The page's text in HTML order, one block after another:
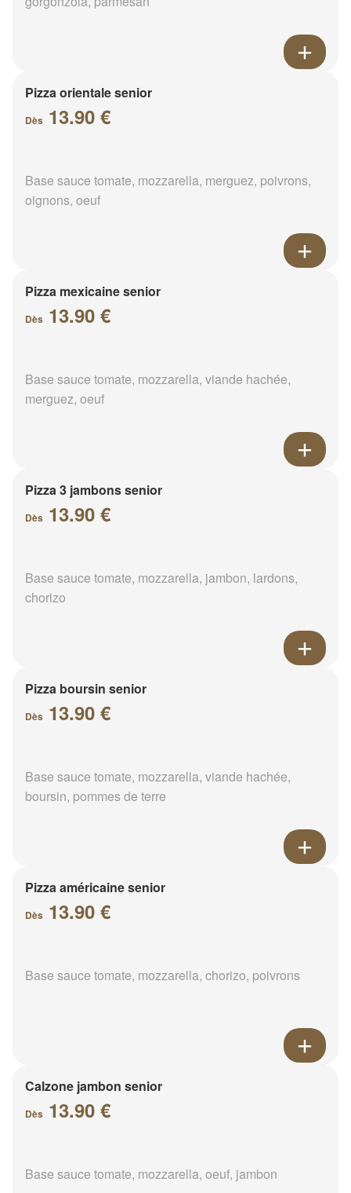
Pizza orientale senior
Dès 13.90 €
Base sauce tomate, mozzarella, merguez, poivrons,
oignons, oeuf
Pizza mexicaine senior
Dès 13.90 €
Base sauce tomate, mozzarella, viande hachée,
merguez, oeuf
Pizza 3 jambons senior
Dès 13.90 €
Base sauce tomate, mozzarella, jambon, lardons,
chorizo
Pizza boursin senior
Dès 13.90 €
Base sauce tomate, mozzarella, viande hachée,
boursin, pommes de terre
Pizza américaine senior
Dès 13.90 €
Base sauce tomate, mozzarella, chorizo, poivrons
Calzone jambon senior
Dès 13.90 €
Base sauce tomate, mozzarella, oeuf, jambon